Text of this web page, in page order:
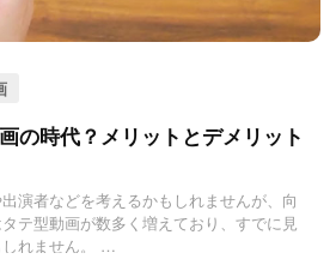
の時代？メリットとデメリット
演者などを考えるかもしれませんが、向
テ型動画が数多く増えており、すでに見
れません。